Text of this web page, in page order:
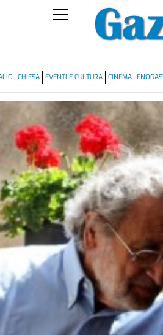
CHIESA EVENTI E CULTURA CINEMA